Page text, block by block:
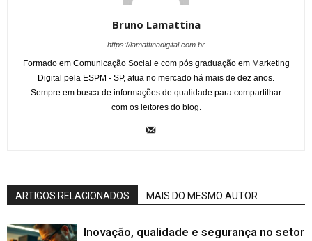
Bruno Lamattina
https://lamattinadigital.com.br
Formado em Comunicação Social e com pós graduação em Marketing
Digital pela ESPM - SP, atua no mercado há mais de dez anos.
Sempre em busca de informações de qualidade para compartilhar
com os leitores do blog.
ARTIGOS RELACIONADOS MAIS DO MESMO AUTOR
Inovação, qualidade e segurança no setor